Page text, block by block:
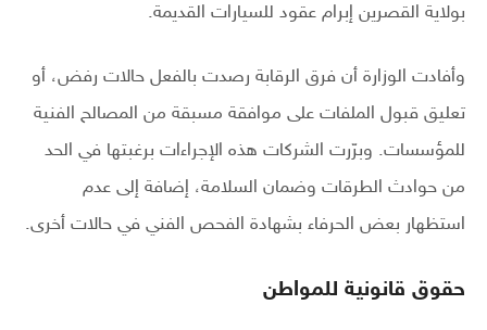
بولاية القصرين إبرام عقود للسيارات القديمة.
وأفادت الوزارة أن فرق الرقابة رصدت بالفعل حالات رفض، أو
تعليق قبول الملفات على موافقة مسبقة من المصالح الفنية
للمؤسسات. وبرّرت الشركات هذه الإجراءات برغبتها في الحد
من حوادث الطرقات وضمان السلامة، إضافة إلى عدم
استظهار بعض الحرفاء بشهادة الفحص الفني في حالات أخرى.
حقوق قانونية للمواطن